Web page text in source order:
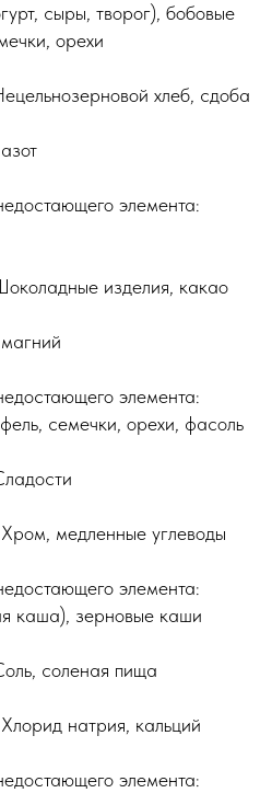
сыры, творог), бобовые
орехи
хлеб, сдоба
элемента:
изделия, какао
элемента:
семечки, орехи, фасоль
медленные углеводы
элемента:
каша), зерновые каши
соленая пища
натрия, кальций
элемента: